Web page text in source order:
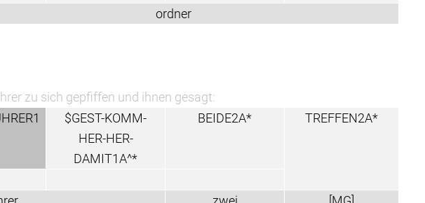
ordner
zu sich gepfiffen und ihnen gesagt:
$GEST-KOMM-
HER-HER-
DAMIT1A^*
BEIDE2A* TREFFEN2A*